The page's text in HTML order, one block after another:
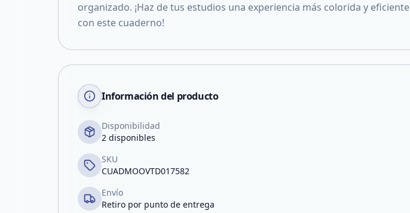
organizado. ¡Haz de tus estudios una experiencia más colorida y eficiente
con este cuaderno!
Información del producto
Disponibilidad
2 disponibles
SKU
CUADMOOVTD017582
Envío
Retiro por punto de entrega